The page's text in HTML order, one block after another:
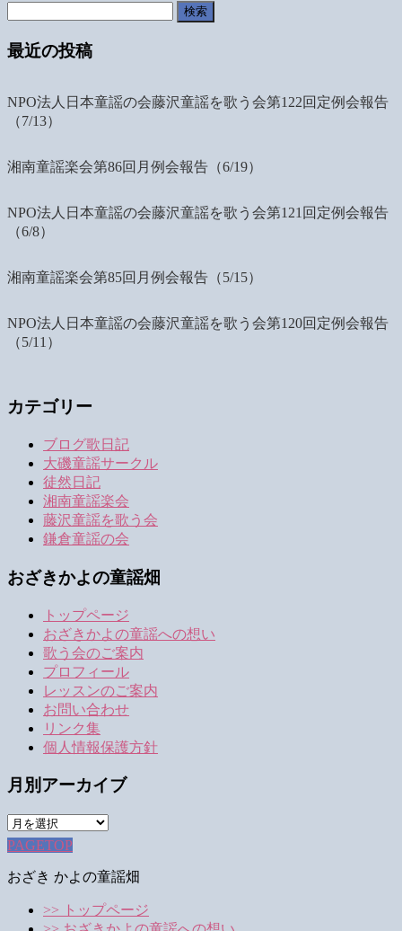
最近の投稿
NPO法人日本童謡の会藤沢童謡を歌う会第122回定例会報告
（7/13）
湘南童謡楽会第86回月例会報告（6/19）
NPO法人日本童謡の会藤沢童謡を歌う会第121回定例会報告
（6/8）
湘南童謡楽会第85回月例会報告（5/15）
NPO法人日本童謡の会藤沢童謡を歌う会第120回定例会報告
（5/11）
カテゴリー
ブログ歌日記
大磯童謡サークル
徒然日記
湘南童謡楽会
藤沢童謡を歌う会
鎌倉童謡の会
おざきかよの童謡畑
トップページ
おざきかよの童謡への想い
歌う会のご案内
プロフィール
レッスンのご案内
お問い合わせ
リンク集
個人情報保護方針
月別アーカイブ
月
別
ー
PAGETOP
おざき かよの童謡畑
>> トップページ